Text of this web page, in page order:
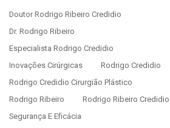
Doutor Rodrigo Ribeiro Credidio
Dr. Rodrigo Ribeiro
Especialista Rodrigo Credidio
Inovações Cirúrgicas
Rodrigo Credidio
Rodrigo Credidio Cirurgião Plástico
Rodrigo Ribeiro
Rodrigo Ribeiro Credidio
Segurança E Eficácia